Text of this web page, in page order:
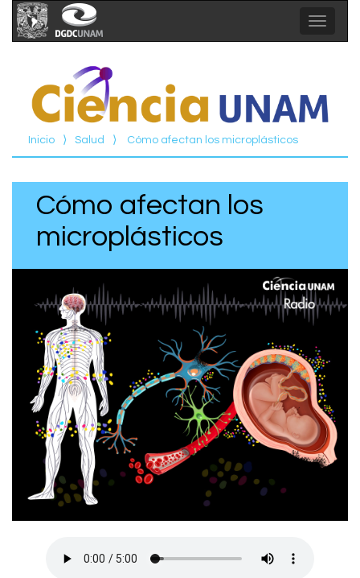
Toggle
Inicio ⟩ Salud ⟩ Cómo afectan los microplásticos
Cómo afectan los
microplásticos